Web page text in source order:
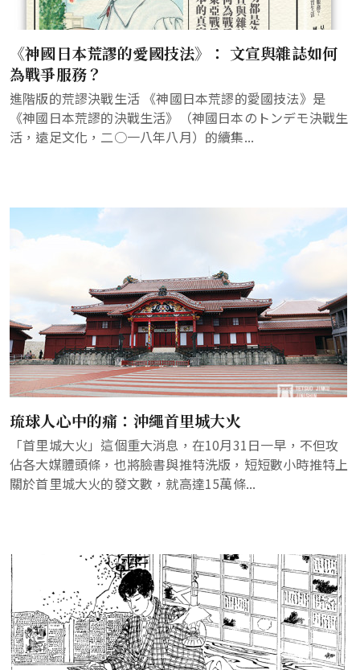
《神國日本荒謬的愛國技法》： 文宣與雜誌如何
為戰爭服務？
進階版的荒謬決戰生活 《神國日本荒謬的愛國技法》是
《神國日本荒謬的決戰生活》（神國日本のトンデモ決戰生
活，遠足文化，二○一八年八月）的續集...
琉球人心中的痛：沖繩首里城大火
「首里城大火」這個重大消息，在10月31日一早，不但攻
佔各大媒體頭條，也將臉書與推特洗版，短短數小時推特上
關於首里城大火的發文數，就高達15萬條...